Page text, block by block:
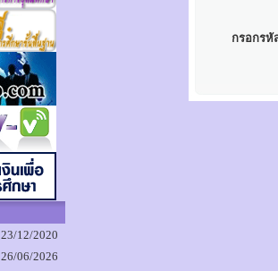
23/12/2020
26/06/2026
กรอกรหั